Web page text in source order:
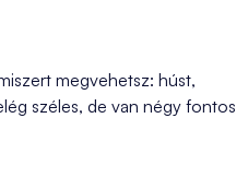
megvehetsz: húst,
széles, de van négy fontos